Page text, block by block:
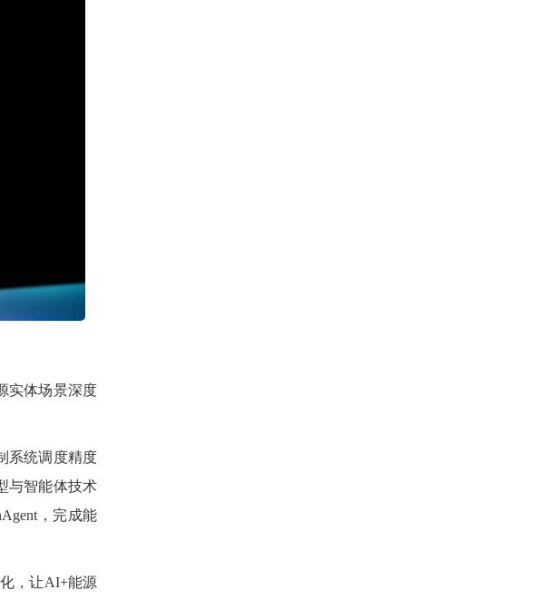
实体场景深度
系统调度精度
与智能体技术
，完成能
，让AI+能源